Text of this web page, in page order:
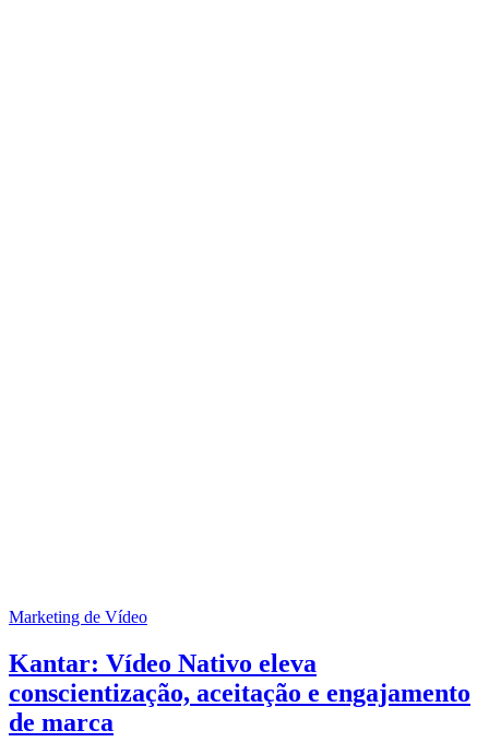
Marketing de Vídeo
Kantar: Vídeo Nativo eleva
conscientização, aceitação e engajamento
de marca